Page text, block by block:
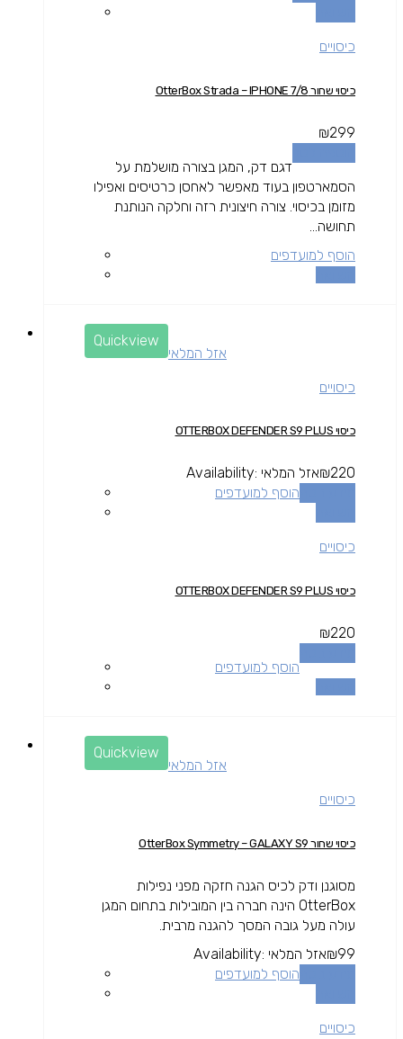
כיסויים
כיסוי שחור OtterBox Strada – IPHONE 7/8
₪299
דגם דק, המגן בצורה מושלמת על
הסמארטפון בעוד מאפשר לאחסן כרטיסים ואפילו
מזומן בכיסוי. צורה חיצונית רזה וחלקה הנותנת
תחושה...
הוסף למועדפים
Quickview
אזל המלאי
כיסויים
כיסוי OTTERBOX DEFENDER S9 PLUS
₪220
Availability: אזל המלאי
הוסף למועדפים
כיסויים
כיסוי OTTERBOX DEFENDER S9 PLUS
₪220
הוסף למועדפים
Quickview
אזל המלאי
כיסויים
כיסוי שחור OtterBox Symmetry – GALAXY S9
מסוגנן ודק לכיס הגנה חזקה מפני נפילות
OtterBox הינה חברה בין המובילות בתחום המגן
עולה מעל גובה המסך להגנה מרבית.
₪99
Availability: אזל המלאי
הוסף למועדפים
כיסויים